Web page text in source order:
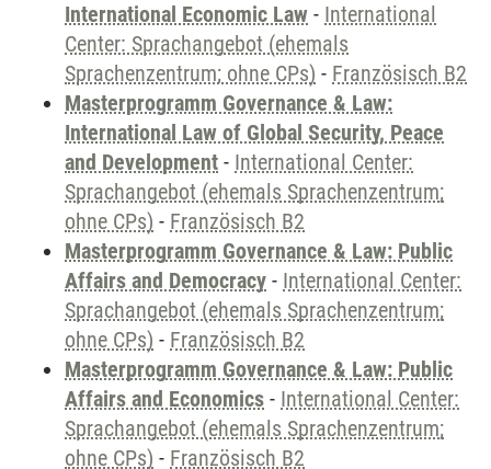
International Economic Law - International
Center: Sprachangebot (ehemals
Sprachenzentrum; ohne CPs) - Französisch B2
Masterprogramm Governance & Law:
International Law of Global Security, Peace
and Development - International Center:
Sprachangebot (ehemals Sprachenzentrum;
ohne CPs) - Französisch B2
Masterprogramm Governance & Law: Public
Affairs and Democracy - International Center:
Sprachangebot (ehemals Sprachenzentrum;
ohne CPs) - Französisch B2
Masterprogramm Governance & Law: Public
Affairs and Economics - International Center:
Sprachangebot (ehemals Sprachenzentrum;
ohne CPs) - Französisch B2